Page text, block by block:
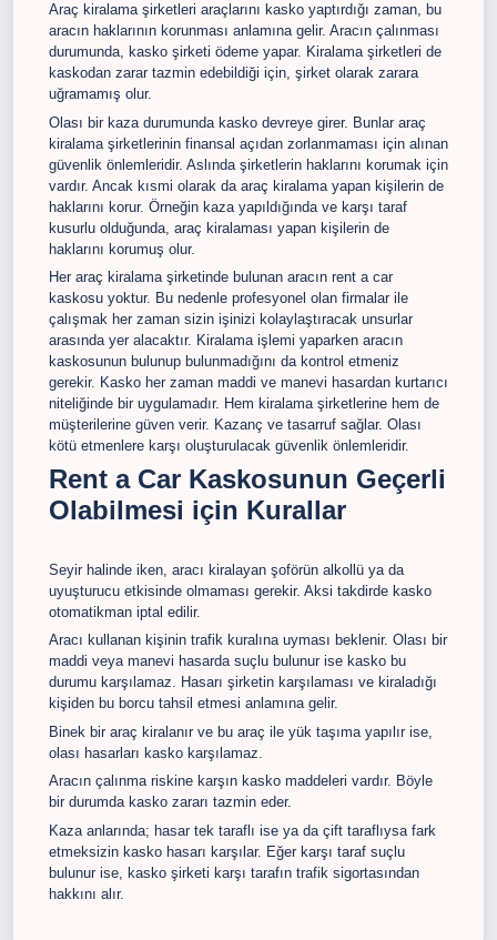
Araç kiralama şirketleri araçlarını kasko yaptırdığı zaman, bu
aracın haklarının korunması anlamına gelir. Aracın çalınması
durumunda, kasko şirketi ödeme yapar. Kiralama şirketleri de
kaskodan zarar tazmin edebildiği için, şirket olarak zarara
uğramamış olur.
Olası bir kaza durumunda kasko devreye girer. Bunlar araç
kiralama şirketlerinin finansal açıdan zorlanmaması için alınan
güvenlik önlemleridir. Aslında şirketlerin haklarını korumak için
vardır. Ancak kısmi olarak da araç kiralama yapan kişilerin de
haklarını korur. Örneğin kaza yapıldığında ve karşı taraf
kusurlu olduğunda, araç kiralaması yapan kişilerin de
haklarını korumuş olur.
Her araç kiralama şirketinde bulunan aracın rent a car
kaskosu yoktur. Bu nedenle profesyonel olan firmalar ile
çalışmak her zaman sizin işinizi kolaylaştıracak unsurlar
arasında yer alacaktır. Kiralama işlemi yaparken aracın
kaskosunun bulunup bulunmadığını da kontrol etmeniz
gerekir. Kasko her zaman maddi ve manevi hasardan kurtarıcı
niteliğinde bir uygulamadır. Hem kiralama şirketlerine hem de
müşterilerine güven verir. Kazanç ve tasarruf sağlar. Olası
kötü etmenlere karşı oluşturulacak güvenlik önlemleridir.
Rent a Car Kaskosunun Geçerli
Olabilmesi için Kurallar
Seyir halinde iken, aracı kiralayan şoförün alkollü ya da
uyuşturucu etkisinde olmaması gerekir. Aksi takdirde kasko
otomatikman iptal edilir.
Aracı kullanan kişinin trafik kuralına uyması beklenir. Olası bir
maddi veya manevi hasarda suçlu bulunur ise kasko bu
durumu karşılamaz. Hasarı şirketin karşılaması ve kiraladığı
kişiden bu borcu tahsil etmesi anlamına gelir.
Binek bir araç kiralanır ve bu araç ile yük taşıma yapılır ise,
olası hasarları kasko karşılamaz.
Aracın çalınma riskine karşın kasko maddeleri vardır. Böyle
bir durumda kasko zararı tazmin eder.
Kaza anlarında; hasar tek taraflı ise ya da çift taraflıysa fark
etmeksizin kasko hasarı karşılar. Eğer karşı taraf suçlu
bulunur ise, kasko şirketi karşı tarafın trafik sigortasından
hakkını alır.